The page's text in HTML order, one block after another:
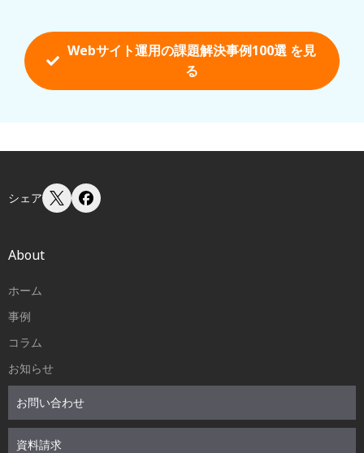
Webサイト運用の課題解決事例100選 を見
る
シェア
About
ホーム
事例
コラム
お知らせ
お問い合わせ
資料請求